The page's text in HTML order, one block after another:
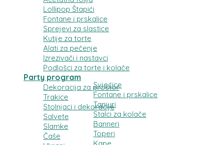
Lollipop Štapići
Fontane i prskalice
Sprejevi za slastice
Kutije za torte
Alati za pečenje
Izrezivači i nastavci
Podlošci za torte i kolače
Party program
Dekoracija za prostor
Svjećice
Trakice
Fontane i prskalice
Stolnjaci i dekoracije
Tanjuri
Salvete
Stalci za kolače
Slamke
Banneri
Čaše
Toperi